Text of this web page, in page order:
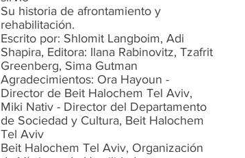
Su historia de afrontamiento y
rehabilitación.
Escrito por: Shlomit Langboim, Adi
Shapira, Editora: Ilana Rabinovitz, Tzafrit
Greenberg, Sima Gutman
Agradecimientos: Ora Hayoun -
Director de Beit Halochem Tel Aviv,
Miki Nativ - Director del Departamento
de Sociedad y Cultura, Beit Halochem
Tel Aviv
Beit Halochem Tel Aviv, Organización